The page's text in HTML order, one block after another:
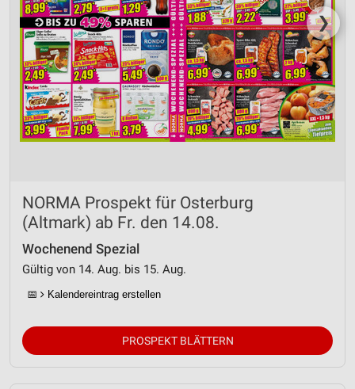
❯
NORMA Prospekt für Osterburg
(Altmark) ab Fr. den 14.08.
Wochenend Spezial
Gültig von 14. Aug. bis 15. Aug.
📅 Kalendereintrag erstellen
PROSPEKT BLÄTTERN